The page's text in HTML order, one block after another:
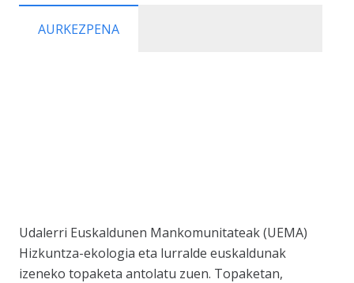
AURKEZPENA
Udalerri Euskaldunen Mankomunitateak (UEMA)
Hizkuntza-ekologia eta lurralde euskaldunak
izeneko topaketa antolatu zuen. Topaketan,